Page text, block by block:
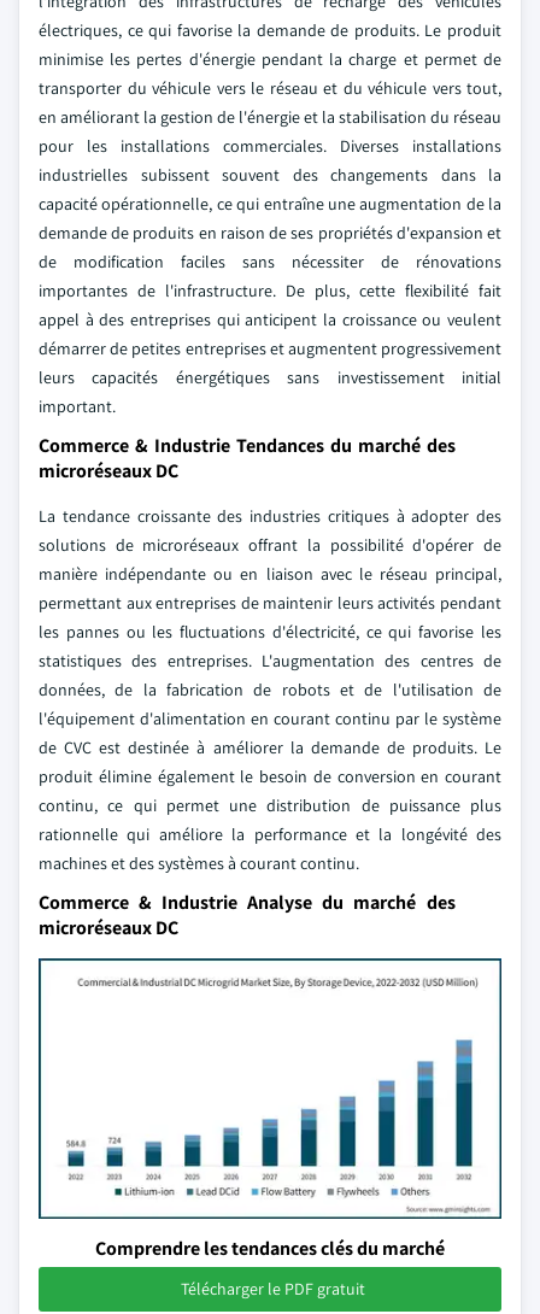
électriques, ce qui favorise la demande de produits. Le produit
minimise les pertes d'énergie pendant la charge et permet de
transporter du véhicule vers le réseau et du véhicule vers tout,
en améliorant la gestion de l'énergie et la stabilisation du réseau
pour les installations commerciales. Diverses installations
industrielles subissent souvent des changements dans la
capacité opérationnelle, ce qui entraîne une augmentation de la
demande de produits en raison de ses propriétés d'expansion et
de modification faciles sans nécessiter de rénovations
importantes de l'infrastructure. De plus, cette flexibilité fait
appel à des entreprises qui anticipent la croissance ou veulent
démarrer de petites entreprises et augmentent progressivement
leurs capacités énergétiques sans investissement initial
important.
Commerce & Industrie Tendances du marché des
microréseaux DC
La tendance croissante des industries critiques à adopter des
solutions de microréseaux offrant la possibilité d'opérer de
manière indépendante ou en liaison avec le réseau principal,
permettant aux entreprises de maintenir leurs activités pendant
les pannes ou les fluctuations d'électricité, ce qui favorise les
statistiques des entreprises. L'augmentation des centres de
données, de la fabrication de robots et de l'utilisation de
l'équipement d'alimentation en courant continu par le système
de CVC est destinée à améliorer la demande de produits. Le
produit élimine également le besoin de conversion en courant
continu, ce qui permet une distribution de puissance plus
rationnelle qui améliore la performance et la longévité des
machines et des systèmes à courant continu.
Commerce & Industrie Analyse du marché des
microréseaux DC
Comprendre les tendances clés du marché
Télécharger le PDF gratuit